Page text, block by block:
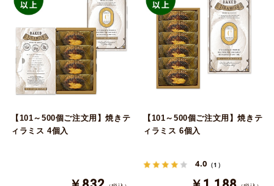
【101～500個ご注文用】焼きテ
ィラミス 4個入
【101～500個ご注文用】焼きテ
ィラミス 6個入
4.0 （1）